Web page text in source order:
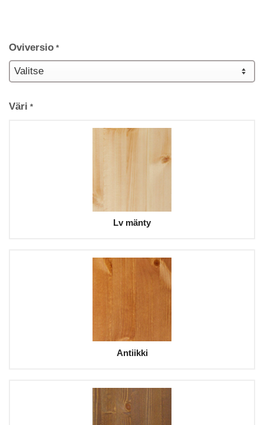
Oviversio *
Väri *
Lv mänty
Antiikki